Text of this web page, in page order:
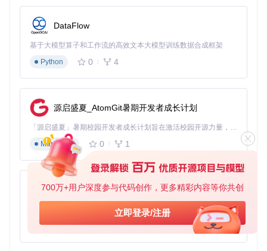
700万+用户深度参与代码创作，更多精彩内容等你共创
立即登录/注册
确保系统满足以下条件：
至少1GB可用存储空间
稳定的网络连接（获取在线组件时需要）
执行步骤
获取项目资源
git clone
选择安装模式
⚠️注意事项
：安装前建议关闭所有运行中的应用程
序，避免文件占用冲突
普通用户推荐：静默安装全部组件
DataFlow
基于大模型算子和工作流的高效文本大模型训练数据合成框架
Python
0 4
源启盛夏_AtomGit暑期开发者成长计划
「源启盛夏」暑期校园开发者成长计划旨在激活校园开源力量，通过积分激励、认证扶持、资源倾斜等形式，引导高校组织和开发者完成「入驻 — 建项目 — 做贡献 — 获认证 — 得资源」的完整闭环。无论你是想带领社团入驻平台的组织者，还是希望用代码贡献证明自己的开发者，都能在这里找到属于你的成长路径。
Markdown
0 1
py-xiaozhi
基于Python的Xiaozhi AI，适用于想要完整Xiaozhi体验而无需拥有专用硬件的用户。
Python
0 1